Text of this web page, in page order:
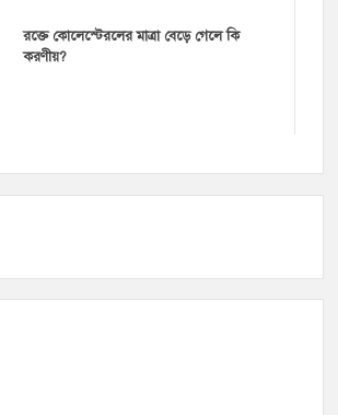
রক্তে কোলেস্টেরলের মাত্রা বেড়ে গেলে কি
করণীয়?